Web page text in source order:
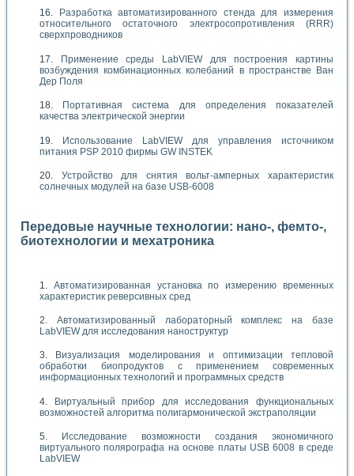
Разработка автоматизированного стенда для измерения
относительного остаточного электросопротивления (RRR)
сверхпроводников
Применение среды LabVIEW для построения картины
возбуждения комбинационных колебаний в пространстве Ван
Дер Поля
Портативная система для определения показателей
качества электрической энергии
Использование LabVIEW для управления источником
питания PSP 2010 фирмы GW INSTEK
Устройство для снятия вольт-амперных характеристик
солнечных модулей на базе USB-6008
Передовые научные технологии: нано-, фемто-,
биотехнологии и мехатроника
Автоматизированная установка по измерению временных
характеристик реверсивных сред
Автоматизированный лабораторный комплекс на базе
LabVIEW для исследования наноструктур
Визуализация моделирования и оптимизации тепловой
обработки биопродуктов с применением современных
информационных технологий и программных средств
Виртуальный прибор для исследования функциональных
возможностей алгоритма полигармонической экстраполяции
Исследование возможности создания экономичного
виртуального полярографа на основе платы USB 6008 в среде
LabVIEW